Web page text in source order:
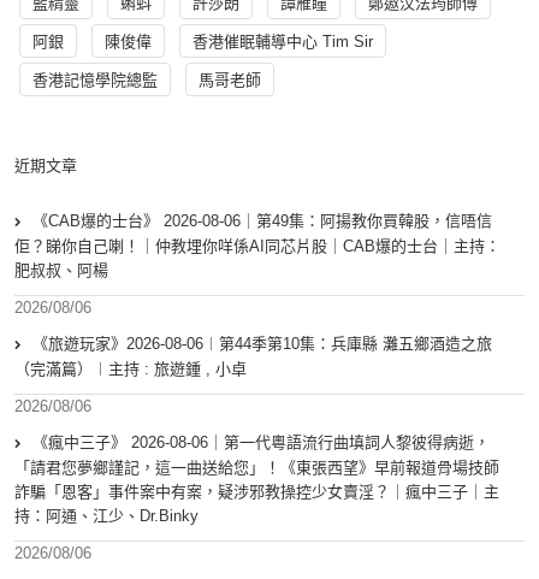
阿銀 陳俊偉 香港催眠輔導中心 Tim Sir
香港記憶學院總監 馬哥老師
近期文章
《CAB爆的士台》 2026-08-06｜第49集：阿揚教你買韓股，信唔信
佢？睇你自己喇！｜仲教埋你咩係AI同芯片股｜CAB爆的士台｜主持：
肥叔叔、阿楊
2026/08/06
《旅遊玩家》2026-08-06︱第44季第10集：兵庫縣 灘五鄉酒造之旅
（完滿篇）︱主持 : 旅遊鍾 , 小卓
2026/08/06
《瘋中三子》 2026-08-06｜第一代粵語流行曲填詞人黎彼得病逝，
「請君您夢鄉謹記，這一曲送給您」！《東張西望》早前報道骨場技師
詐騙「恩客」事件案中有案，疑涉邪教操控少女賣淫？｜瘋中三子｜主
持：阿通、江少、Dr.Binky
2026/08/06